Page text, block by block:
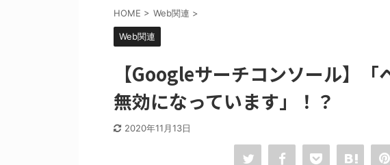
HOME > Web関連 >
Web関連
【Googleサーチコンソール】
無効になっています」！？
2020年11月13日